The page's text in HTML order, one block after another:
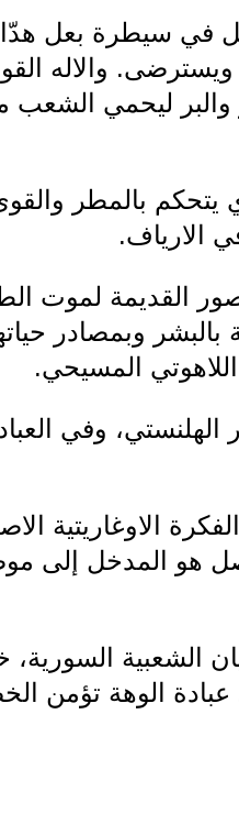
في سيطرة بعل
ويسترضى. والاله
والبر ليحمي الشعب
يتحكم بالمطر
الارياف.
القديمة لموت
بالبشر وبمصادر
المسيحي.
وفي
الاوغاريتية
هو المدخل إلى
الشعبية
الوهة تؤمن